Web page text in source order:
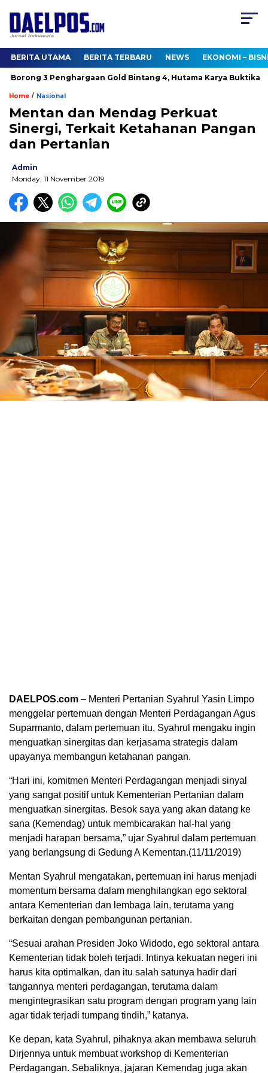
BERITA UTAMA BERITA TERBARU NEWS EKONOMI –
3 Penghargaan Gold Bintang 4, Hutama Karya Buktikan
Home / Nasional
Mentan dan Mendag Perkuat
Sinergi, Terkait Ketahanan Pangan
dan Pertanian
Admin
Monday, 11 November 2019
DAELPOS.com – Menteri Pertanian Syahrul Yasin Limpo
menggelar pertemuan dengan Menteri Perdagangan Agus
Suparmanto, dalam pertemuan itu, Syahrul mengaku ingin
menguatkan sinergitas dan kerjasama strategis dalam
upayanya membangun ketahanan pangan.
“Hari ini, komitmen Menteri Perdagangan menjadi sinyal
yang sangat positif untuk Kementerian Pertanian dalam
menguatkan sinergitas. Besok saya yang akan datang ke
sana (Kemendag) untuk membicarakan hal-hal yang
menjadi harapan bersama,” ujar Syahrul dalam pertemuan
yang berlangsung di Gedung A Kementan.(11/11/2019)
Mentan Syahrul mengatakan, pertemuan ini harus menjadi
momentum bersama dalam menghilangkan ego sektoral
antara Kementerian dan lembaga lain, terutama yang
berkaitan dengan pembangunan pertanian.
“Sesuai arahan Presiden Joko Widodo, ego sektoral antara
Kementerian tidak boleh terjadi. Intinya kekuatan negeri ini
harus kita optimalkan, dan itu salah satunya hadir dari
tangannya menteri perdagangan, terutama dalam
mengintegrasikan satu program dengan program yang lain
agar tidak terjadi tumpang tindih,” katanya.
Ke depan, kata Syahrul, pihaknya akan membawa seluruh
Dirjennya untuk membuat workshop di Kementerian
Perdagangan. Sebaliknya, jajaran Kemendag juga akan